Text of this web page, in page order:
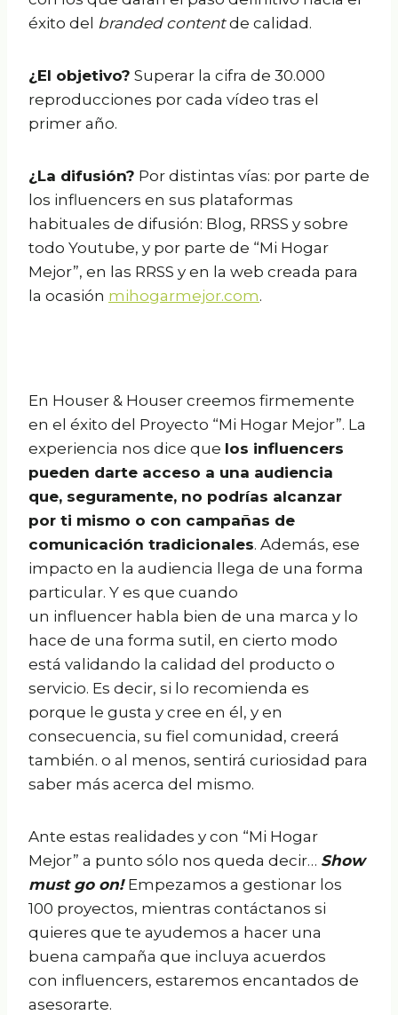
éxito del branded contentde calidad.
¿El objetivo? Superar la cifra de 30.000
reproducciones por cada vídeo tras el
primer año.
¿La difusión? Por distintas vías: por parte de
los influencers en sus plataformas
habituales de difusión: Blog, RRSS y sobre
todo Youtube, y por parte de “Mi Hogar
Mejor”, en las RRSS y en la web creada para
la ocasión mihogarmejor.com.
En Houser & Houser creemos firmemente
en el éxito del Proyecto “Mi Hogar Mejor”. La
experiencia nos dice que los influencers
pueden darte acceso a una audiencia
que, seguramente, no podrías alcanzar
por ti mismo o con campañas de
comunicación tradicionales. Además, ese
impacto en la audiencia llega de una forma
particular. Y es que cuando
un influencer habla bien de una marca y lo
hace de una forma sutil, en cierto modo
está validando la calidad del producto o
servicio. Es decir, si lo recomienda es
porque le gusta y cree en él, y en
consecuencia, su fiel comunidad, creerá
también. o al menos, sentirá curiosidad para
saber más acerca del mismo.
Ante estas realidades y con “Mi Hogar
Mejor” a punto sólo nos queda decir… Show
must go on! Empezamos a gestionar los
100 proyectos, mientras contáctanos si
quieres que te ayudemos a hacer una
buena campaña que incluya acuerdos
con influencers, estaremos encantados de
asesorarte.